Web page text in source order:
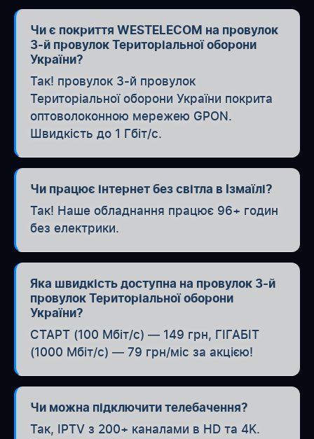
Чи є покриття WESTELECOM на провулок
3-й провулок Територіальної оборони
України?
Так! провулок 3-й провулок
Територіальної оборони України покрита
оптоволоконною мережею GPON.
Швидкість до 1 Гбіт/с.
Чи працює інтернет без світла в Ізмаїлі?
Так! Наше обладнання працює 96+ годин
без електрики.
Яка швидкість доступна на провулок 3-й
провулок Територіальної оборони
України?
СТАРТ (100 Мбіт/с) — 149 грн, ГІГАБІТ
(1000 Мбіт/с) — 79 грн/міс за акцією!
Чи можна підключити телебачення?
Так, IPTV з 200+ каналами в HD та 4K.